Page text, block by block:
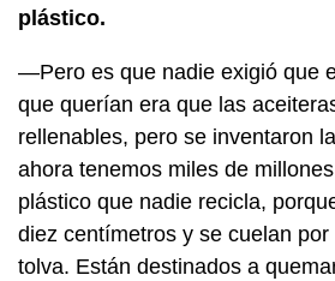
plástico.
—Pero es que nadie exigió que
que querían era que las
rellenables, pero se inventaron
ahora tenemos miles de
plástico que nadie recicla,
diez centímetros y se cuelan
tolva. Están destinados a